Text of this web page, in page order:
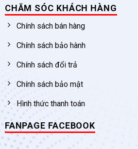
CHĂM SÓC KHÁCH HÀNG
Chính sách bán hàng
Chính sách bảo hành
Chính sách đổi trả
Chính sách bảo mật
Hình thức thanh toán
FANPAGE FACEBOOK